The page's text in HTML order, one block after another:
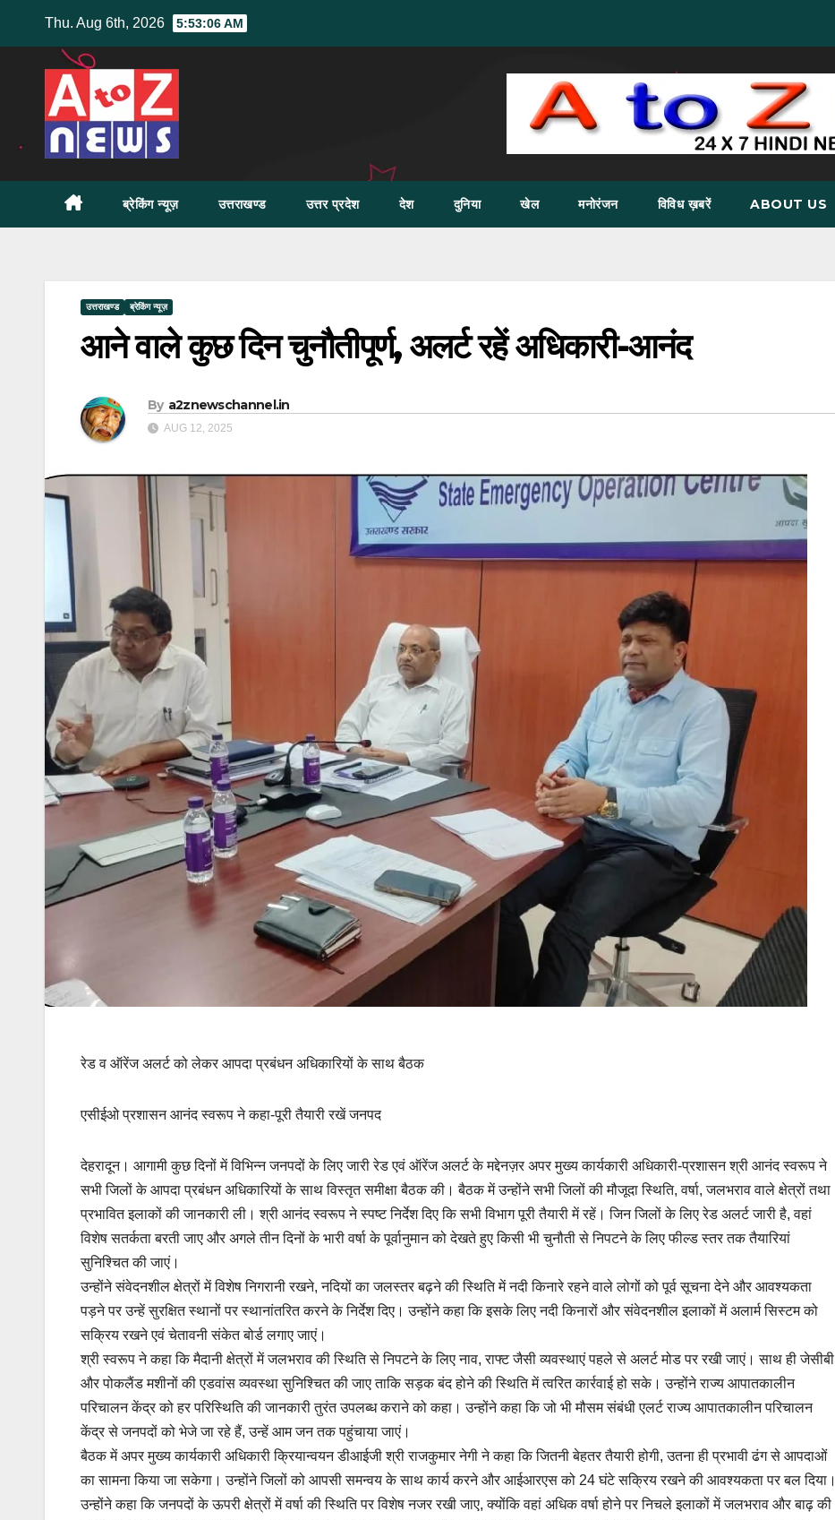
content
Thu. Aug 6th, 2026 5:53:07 AM
ब्रेकिंग न्यूज़ उत्तराखण्ड उत्तर प्रदेश देश दुनिया खेल मनोरंजन विविध ख़बरें ABOUT US
उत्तराखण्ड ब्रेकिंग न्यूज़
आने वाले कुछ दिन चुनौतीपूर्ण, अलर्ट रहें अधिकारी-आनंद
By a2znewschannel.in
AUG 12, 2025
रेड व ऑरेंज अलर्ट को लेकर आपदा प्रबंधन अधिकारियों के साथ बैठक
एसीईओ प्रशासन आनंद स्वरूप ने कहा-पूरी तैयारी रखें जनपद
देहरादून। आगामी कुछ दिनों में विभिन्न जनपदों के लिए जारी रेड एवं ऑरेंज अलर्ट के मद्देनज़र अपर मुख्य कार्यकारी अधिकारी-प्रशासन श्री आनंद स्वरूप ने
सभी जिलों के आपदा प्रबंधन अधिकारियों के साथ विस्तृत समीक्षा बैठक की। बैठक में उन्होंने सभी जिलों की मौजूदा स्थिति, वर्षा, जलभराव वाले क्षेत्रों तथा
प्रभावित इलाकों की जानकारी ली। श्री आनंद स्वरूप ने स्पष्ट निर्देश दिए कि सभी विभाग पूरी तैयारी में रहें। जिन जिलों के लिए रेड अलर्ट जारी है, वहां
विशेष सतर्कता बरती जाए और अगले तीन दिनों के भारी वर्षा के पूर्वानुमान को देखते हुए किसी भी चुनौती से निपटने के लिए फील्ड स्तर तक तैयारियां
सुनिश्चित की जाएं।
उन्होंने संवेदनशील क्षेत्रों में विशेष निगरानी रखने, नदियों का जलस्तर बढ़ने की स्थिति में नदी किनारे रहने वाले लोगों को पूर्व सूचना देने और आवश्यकता
पड़ने पर उन्हें सुरक्षित स्थानों पर स्थानांतरित करने के निर्देश दिए। उन्होंने कहा कि इसके लिए नदी किनारों और संवेदनशील इलाकों में अलार्म सिस्टम को
सक्रिय रखने एवं चेतावनी संकेत बोर्ड लगाए जाएं।
श्री स्वरूप ने कहा कि मैदानी क्षेत्रों में जलभराव की स्थिति से निपटने के लिए नाव, राफ्ट जैसी व्यवस्थाएं पहले से अलर्ट मोड पर रखी जाएं। साथ ही जेसीबी
और पोकलैंड मशीनों की एडवांस व्यवस्था सुनिश्चित की जाए ताकि सड़क बंद होने की स्थिति में त्वरित कार्रवाई हो सके। उन्होंने राज्य आपातकालीन
परिचालन केंद्र को हर परिस्थिति की जानकारी तुरंत उपलब्ध कराने को कहा। उन्होंने कहा कि जो भी मौसम संबंधी एलर्ट राज्य आपातकालीन परिचालन
केंद्र से जनपदों को भेजे जा रहे हैं, उन्हें आम जन तक पहुंचाया जाएं।
बैठक में अपर मुख्य कार्यकारी अधिकारी क्रियान्वयन डीआईजी श्री राजकुमार नेगी ने कहा कि जितनी बेहतर तैयारी होगी, उतना ही प्रभावी ढंग से आपदाओं
का सामना किया जा सकेगा। उन्होंने जिलों को आपसी समन्वय के साथ कार्य करने और आईआरएस को 24 घंटे सक्रिय रखने की आवश्यकता पर बल दिया।
उन्होंने कहा कि जनपदों के ऊपरी क्षेत्रों में वर्षा की स्थिति पर विशेष नजर रखी जाए, क्योंकि वहां अधिक वर्षा होने पर निचले इलाकों में जलभराव और बाढ़ की